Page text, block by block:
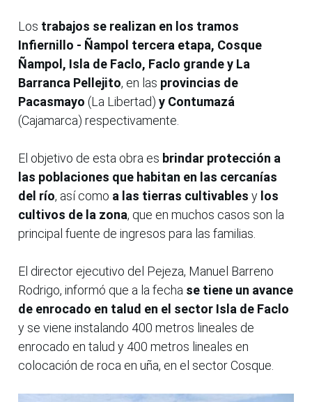
Los trabajos se realizan en los tramos
Infiernillo - Ñampol tercera etapa, Cosque
Ñampol, Isla de Faclo, Faclo grande y La
Barranca Pellejito, en las provincias de
Pacasmayo (La Libertad) y Contumazá
(Cajamarca) respectivamente.
El objetivo de esta obra es brindar protección a
las poblaciones que habitan en las cercanías
del río, así como a las tierras cultivables y los
cultivos de la zona, que en muchos casos son la
principal fuente de ingresos para las familias.
El director ejecutivo del Pejeza, Manuel Barreno
Rodrigo, informó que a la fecha se tiene un avance
de enrocado en talud en el sector Isla de Faclo
y se viene instalando 400 metros lineales de
enrocado en talud y 400 metros lineales en
colocación de roca en uña, en el sector Cosque.